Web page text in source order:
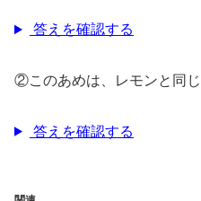
答えを確認する
②このあめは、レモンと同じ
答えを確認する